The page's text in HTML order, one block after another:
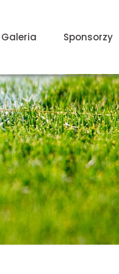
Galeria Sponsorzy